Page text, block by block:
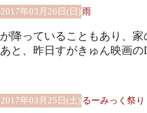
2017年03月26日(日)雨
が降っていることもあり、
あと、昨日すがきゅん映画
2017年03月25日(土) るーみっく祭り